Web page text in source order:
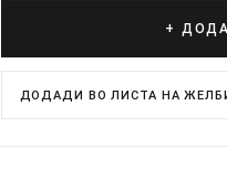
+
ДОДАДИ ВО ЛИСТА НА